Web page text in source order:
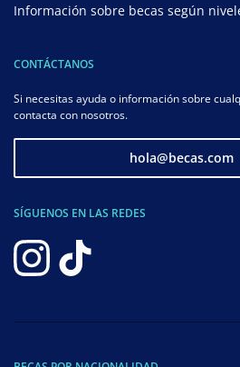
Información sobre becas según
CONTÁCTANOS
Si necesitas ayuda o información sobre
contacta con nosotros.
hola@becas.com
SÍGUENOS EN LAS REDES